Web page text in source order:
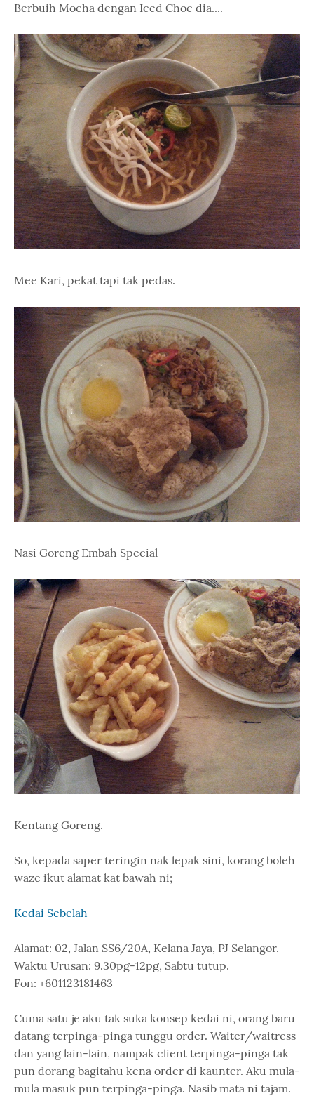
Berbuih Mocha dengan Iced Choc dia....
Mee Kari, pekat tapi tak pedas.
Nasi Goreng Embah Special
Kentang Goreng.
So, kepada saper teringin nak lepak sini, korang boleh
waze ikut alamat kat bawah ni;
Kedai Sebelah
Alamat: 02, Jalan SS6/20A, Kelana Jaya, PJ Selangor.
Waktu Urusan: 9.30pg-12pg, Sabtu tutup.
Fon: +601123181463
Cuma satu je aku tak suka konsep kedai ni, orang baru
datang terpinga-pinga tunggu order. Waiter/waitress
dan yang lain-lain, nampak client terpinga-pinga tak
pun dorang bagitahu kena order di kaunter. Aku mula-
mula masuk pun terpinga-pinga. Nasib mata ni tajam.